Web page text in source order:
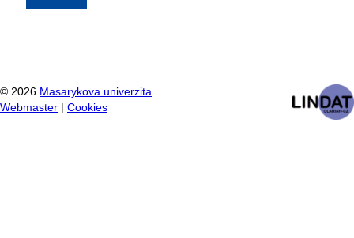
© 2026 Masarykova univerzita
Webmaster
Cookies